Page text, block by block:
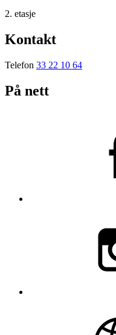
2. etasje
Kontakt
Telefon 33 22 10 64
På nett